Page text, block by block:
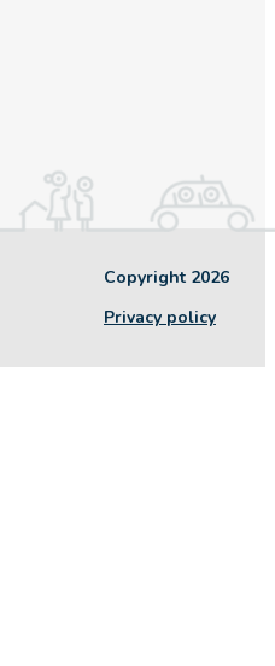
Copyright 2026
Privacy policy